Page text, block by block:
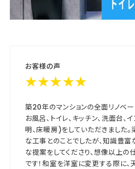
お客様の声
★★★★★
築20年のマンションの全面リノベ
お風呂、トイレ、キッチン、洗面台、
明、床暖房)をしていただきました
な工事とのことでしたが、知識豊
な提案をしてくださり、想像以上
です！和室を洋室に変更する際に、